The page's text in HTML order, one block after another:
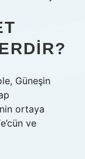
Güneşin
ortaya
ve